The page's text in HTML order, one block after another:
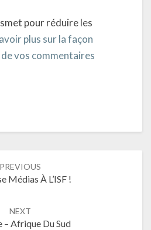
pour réduire les
plus sur la façon
vos commentaires
PREVIOUS
Médias À L’ISF !
NEXT
– Afrique Du Sud